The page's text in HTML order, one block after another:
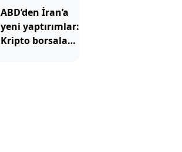
müzeye
çevireceğim’
demişti
ABD’den İran’a
yeni yaptırımlar:
Kripto borsaları